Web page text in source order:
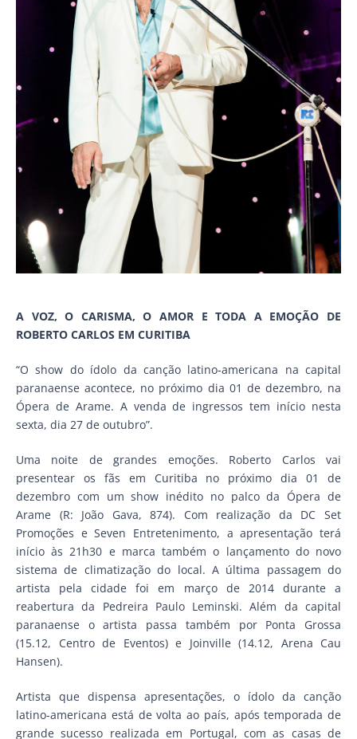
A VOZ, O CARISMA, O AMOR E TODA A EMOÇÃO DE
ROBERTO CARLOS EM CURITIBA
“O show do ídolo da canção latino-americana na capital
paranaense acontece, no próximo dia 01 de dezembro, na
Ópera de Arame. A venda de ingressos tem início nesta
sexta, dia 27 de outubro”.
Uma noite de grandes emoções. Roberto Carlos vai
presentear os fãs em Curitiba no próximo dia 01 de
dezembro com um show inédito no palco da Ópera de
Arame (R: João Gava, 874). Com realização da DC Set
Promoções e Seven Entretenimento, a apresentação terá
início às 21h30 e marca também o lançamento do novo
sistema de climatização do local. A última passagem do
artista pela cidade foi em março de 2014 durante a
reabertura da Pedreira Paulo Leminski. Além da capital
paranaense o artista passa também por Ponta Grossa
(15.12, Centro de Eventos) e Joinville (14.12, Arena Cau
Hansen).
Artista que dispensa apresentações, o ídolo da canção
latino-americana está de volta ao país, após temporada de
grande sucesso realizada em Portugal, com as casas de